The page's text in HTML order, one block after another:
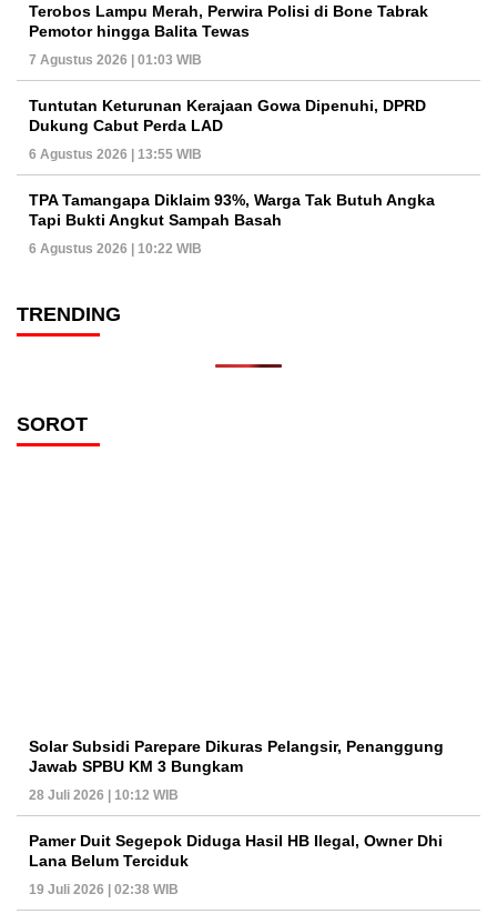
Terobos Lampu Merah, Perwira Polisi di Bone Tabrak
Pemotor hingga Balita Tewas
7 Agustus 2026 | 01:03 WIB
Tuntutan Keturunan Kerajaan Gowa Dipenuhi, DPRD
Dukung Cabut Perda LAD
6 Agustus 2026 | 13:55 WIB
TPA Tamangapa Diklaim 93%, Warga Tak Butuh Angka
Tapi Bukti Angkut Sampah Basah
6 Agustus 2026 | 10:22 WIB
TRENDING
SOROT
Solar Subsidi Parepare Dikuras Pelangsir, Penanggung
Jawab SPBU KM 3 Bungkam
28 Juli 2026 | 10:12 WIB
Pamer Duit Segepok Diduga Hasil HB Ilegal, Owner Dhi
Lana Belum Terciduk
19 Juli 2026 | 02:38 WIB